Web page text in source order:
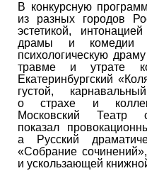
В конкурсную
из разных городов
эстетикой,
драмы и комедии
психологическую
травме и утрате
Екатеринбургский
густой,
о страхе и
Московский Театр
показал
а Русский
«Собрание
и ускользающей